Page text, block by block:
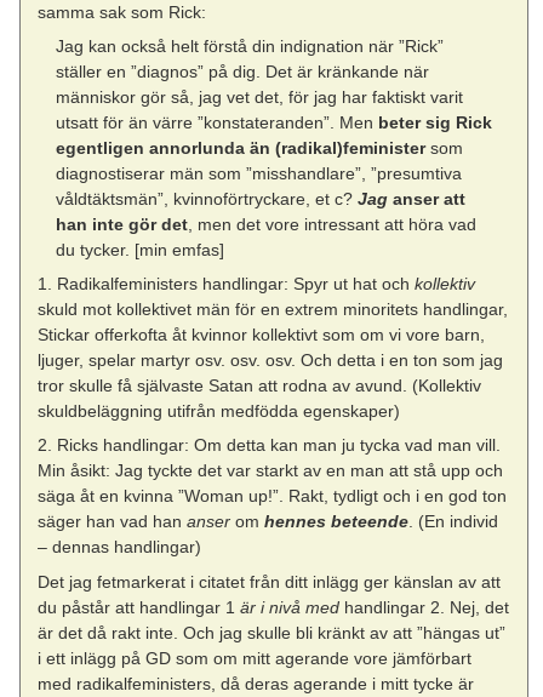
samma sak som Rick:
Jag kan också helt förstå din indignation när ”Rick”
ställer en ”diagnos” på dig. Det är kränkande när
människor gör så, jag vet det, för jag har faktiskt varit
utsatt för än värre ”konstateranden”. Men beter sig Rick
egentligen annorlunda än (radikal)feministersom
diagnostiserar män som ”misshandlare”, ”presumtiva
våldtäktsmän”, kvinnoförtryckare, et c? Jaganser att
han inte gör det, men det vore intressant att höra vad
du tycker. [min emfas]
1. Radikalfeministers handlingar: Spyr ut hat ochkollektiv
skuld mot kollektivet män för en extrem minoritets handlingar,
Stickar offerkofta åt kvinnor kollektivt som om vi vore barn,
ljuger, spelar martyr osv. osv. osv. Och detta i en ton som jag
tror skulle få självaste Satan att rodna av avund. (Kollektiv
skuldbeläggning utifrån medfödda egenskaper)
2. Ricks handlingar: Om detta kan man ju tycka vad man vill.
Min åsikt: Jag tyckte det var starkt av en man att stå upp och
säga åt en kvinna ”Woman up!”. Rakt, tydligt och i en god ton
säger han vad hananser omhennes beteende. (En individ
– dennas handlingar)
Det jag fetmarkerat i citatet från ditt inlägg ger känslan av att
du påstår att handlingar 1är i nivå med handlingar 2. Nej, det
är det då rakt inte. Och jag skulle bli kränkt av att ”hängas ut”
i ett inlägg på GD som om mitt agerande vore jämförbart
med radikalfeministers, då deras agerande i mitt tycke är